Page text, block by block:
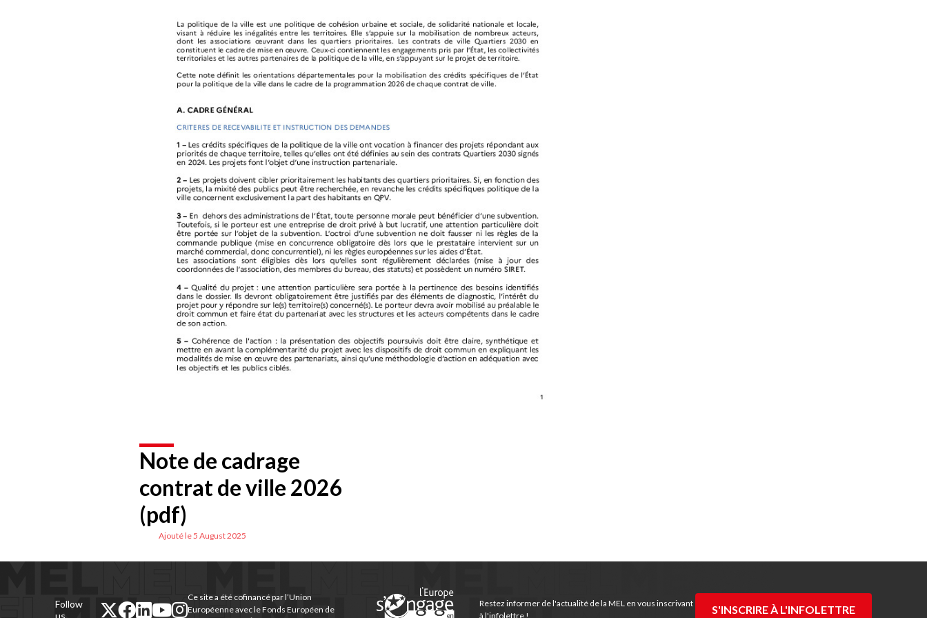
Note de cadrage
contrat de ville 2026
(pdf)
Ajouté le 5 August 2025
Follow
twitter
facebook
linkedin
youtube
instagram
Ce site a été cofinancé par l’Union
Européenne avec le Fonds Européen de
Restez informer de l'actualité de la MEL en vous inscrivant
à l'infolettre !
S'INSCRIRE À L'INFOLETTRE